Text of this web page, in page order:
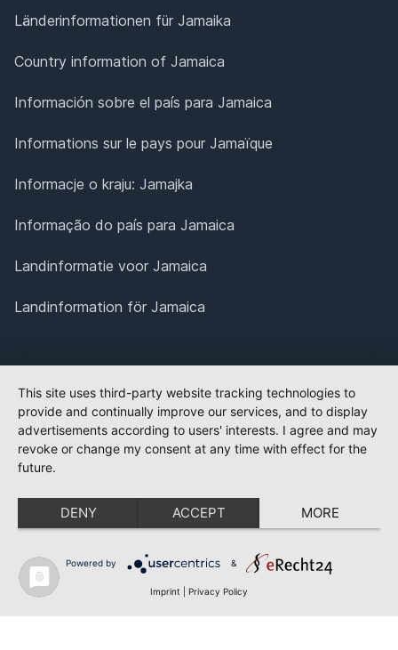
Länderinformationen für Jamaika
Country information of Jamaica
Información sobre el país para Jamaica
Informations sur le pays pour Jamaïque
Informacje o kraju: Jamajka
Informação do país para Jamaica
Landinformatie voor Jamaica
Landinformation för Jamaica
This site uses third-party website tracking technologies to
provide and continually improve our services, and to display
advertisements according to users' interests. I agree and may
revoke or change my consent at any time with effect for the
future.
DENY ACCEPT MORE
Powered by &
Imprint Privacy Policy